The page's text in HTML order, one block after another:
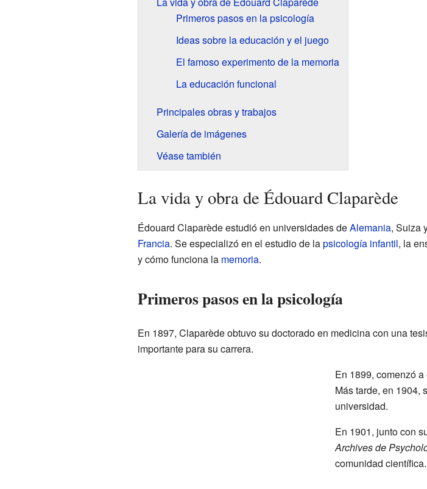
Primeros pasos en la psicología
Ideas sobre la educación y el juego
El famoso experimento de la memoria
La educación funcional
Principales obras y trabajos
Galería de imágenes
Véase también
La vida y obra de Édouard Claparède
Édouard Claparède estudió en universidades deAlemania, Suiza
Francia. Se especializó en el estudio de lapsicología infantil, la
y cómo funciona la memoria.
Primeros pasos en la psicología
En 1897, Claparède obtuvo su doctorado en medicina con una
importante para su carrera.
En 1899, comenzó
Más tarde, en 1904,
universidad.
En 1901, junto con
Archives de
comunidad científica.